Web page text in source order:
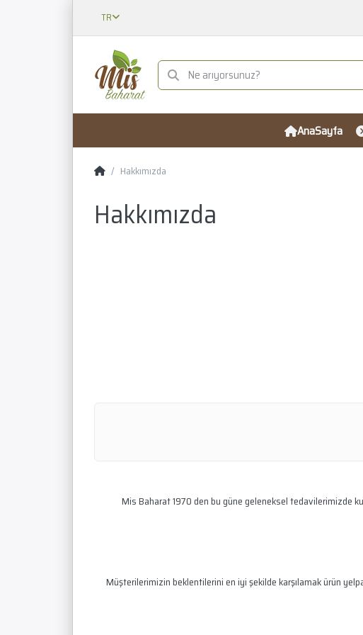
TR
AnaSayfa
Hakkımızda
Hakkımızda
Mis Baharat 1970 den bu güne geleneksel tedavilerimizde
Müşterilerimizin beklentilerini en iyi şekilde karşılamak ürün